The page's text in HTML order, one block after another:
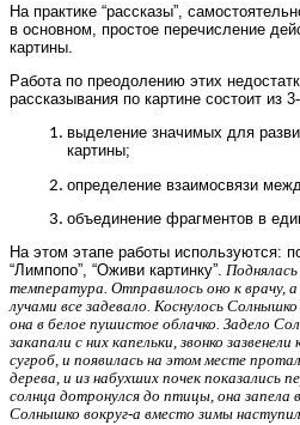
На практике “рассказы”,
в основном, простое перечисление
картины.
Работа по преодолению этих
рассказывания по картине состоит из
выделение значимых для
картины;
определение взаимосвязи
объединение фрагментов в
На этом этапе работы используются:
“Лимпопо”, “Оживи картинку”.
температура. Отправилось оно к врачу,
лучами все задевало. Коснулось
она в белое пушистое облачко. Задело
закапали с них капельки, звонко
сугроб, и появилась на этом месте
дерева, и из набухших почек показались
солнца дотронулся до птицы, она запела
Солнышко вокруг-а вместо зимы